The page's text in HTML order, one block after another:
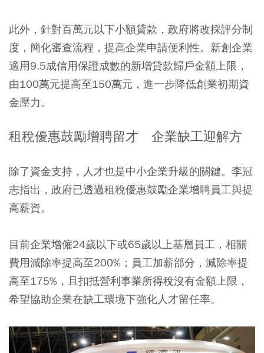
此外，針對百萬元以下小額貸款，政府將改採評分制
度，簡化審查流程，提高企業申請便利性。新創企業
適用9.5成信用保證成數的新增貸款歸戶金額上限，
由100萬元提高至150萬元，進一步降低創業初期資
金壓力。
租稅優惠鼓勵增聘留才 企業缺工迎解方
除了資金支持，人才也是中小企業升級的關鍵。李冠
志指出，政府已透過租稅優惠鼓勵企業增聘員工與提
高薪資。
目前企業增僱24歲以下或65歲以上基層員工，相關
費用減除率提高至200%；員工加薪部分，減除率提
高至175%，且扣抵營利事業所得稅沒有金額上限，
希望協助企業在缺工環境下強化人才留任率。